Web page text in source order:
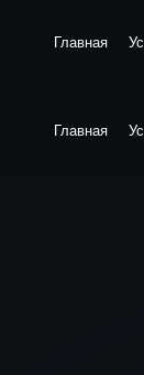
Главная
Главная